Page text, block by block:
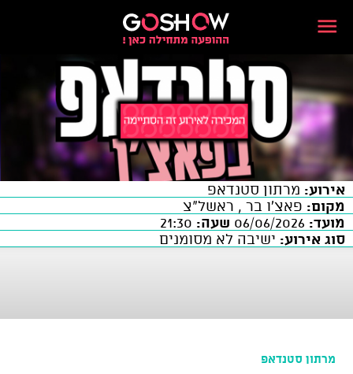
אירוע: מרתון סטנדאפ
מקום: פאצ'ו בר , ראשל"צ
מועד:
שעה:
סוג אירוע: ישיבה לא מסומנים
מרתון סטנדאפ